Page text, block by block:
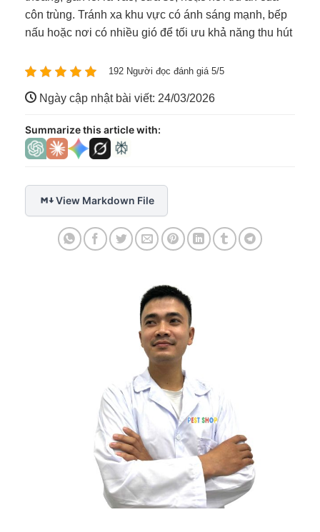
côn trùng. Tránh xa khu vực có ánh sáng mạnh, bếp
nấu hoặc nơi có nhiều gió để tối ưu khả năng thu hút
192 Người đọc đánh giá 5/5
Ngày cập nhật bài viết: 24/03/2026
Summarize this article with:
View Markdown File